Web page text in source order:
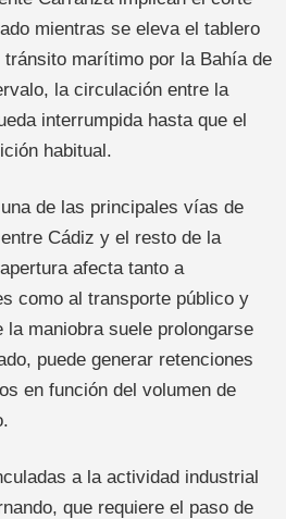
mientras se eleva el tablero
marítimo por la Bahía de
la circulación entre la
interrumpida hasta que el
habitual.
de las principales vías de
Cádiz y el resto de la
afecta tanto a
como al transporte público y
la maniobra suele prolongarse
puede generar retenciones
en función del volumen de
a la actividad industrial
que requiere el paso de